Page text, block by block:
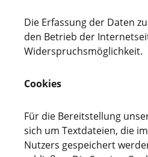
Die Erfassung der Daten
den Betrieb der
Widerspruchsmöglichkeit.
Cookies
Für die Bereitstellung
sich um Textdateien, die
Nutzers gespeichert